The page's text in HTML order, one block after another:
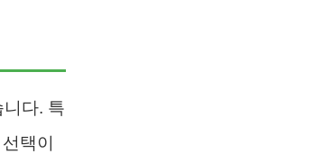
니다. 특
택이